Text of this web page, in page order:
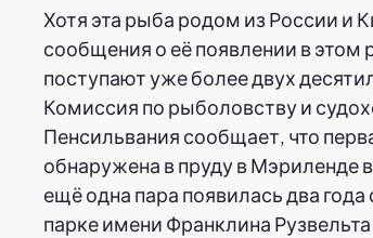
Хотя эта рыба родом из России и
сообщения о её появлении в этом
поступают уже более двух
Комиссия по рыболовству и
Пенсильвания сообщает, что
обнаружена в пруду в Мэриленде
ещё одна пара появилась два года
парке имени Франклина Рузвельта